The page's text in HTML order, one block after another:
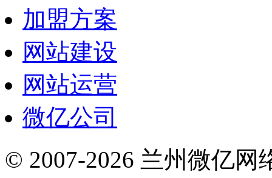
加盟方案
网站建设
网站运营
微亿公司
© 2007-2026 兰州微亿网